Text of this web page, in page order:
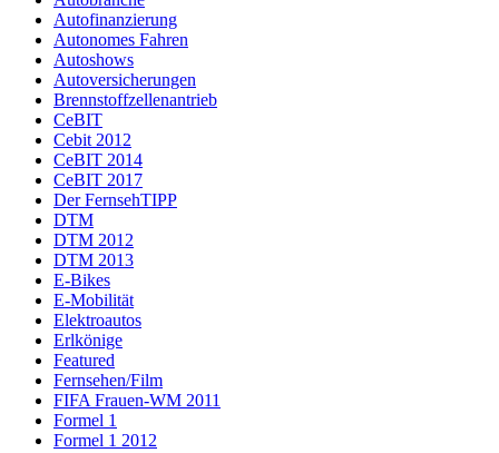
Autofinanzierung
Autonomes Fahren
Autoshows
Autoversicherungen
Brennstoffzellenantrieb
CeBIT
Cebit 2012
CeBIT 2014
CeBIT 2017
Der FernsehTIPP
DTM
DTM 2012
DTM 2013
E-Bikes
E-Mobilität
Elektroautos
Erlkönige
Featured
Fernsehen/Film
FIFA Frauen-WM 2011
Formel 1
Formel 1 2012